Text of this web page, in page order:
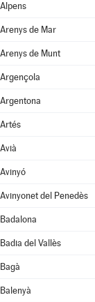
Alpens
Arenys de Mar
Arenys de Munt
Argençola
Argentona
Artés
Avià
Avinyó
Avinyonet del Penedès
Badalona
Badia del Vallès
Bagà
Balenyà